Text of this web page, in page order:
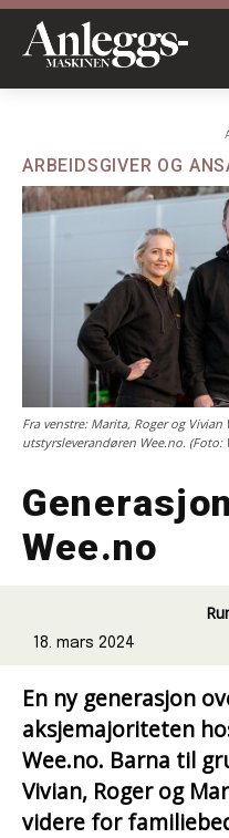
ARBEIDSGIVER OG
Fra venstre: Marita, Roger og
utstyrsleverandøren Wee.no. (Foto:
Wee.no
18. mars 2024
En ny generasjon
aksjemajoriteten
Wee.no. Barna til
Vivian, Roger og
videre for